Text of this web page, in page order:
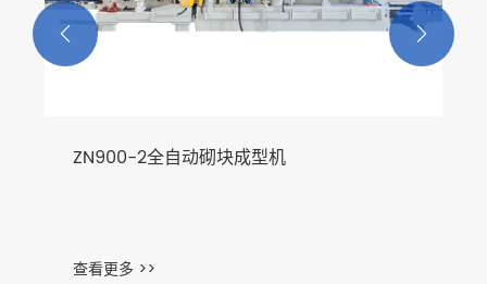
ZN900-2全自动砌块成型机
查看更多 >>
 